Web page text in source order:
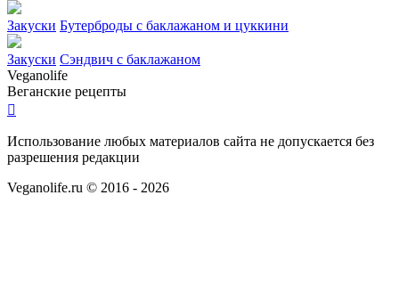
Закуски Бутерброды с баклажаном и цуккини
Закуски Сэндвич с баклажаном
Veganolife
Веганские рецепты

Использование любых материалов сайта не допускается без
разрешения редакции
Veganolife.ru © 2016 - 2026